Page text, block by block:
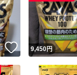
いいね！
9,450円